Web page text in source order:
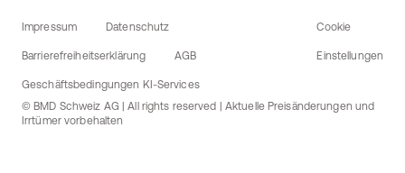
Impressum Datenschutz
Barrierefreiheitserklärung AGB
Geschäftsbedingungen KI-Services
Cookie
Einstellungen
© BMD Schweiz AG | All rights reserved | Aktuelle Preisänderungen und
Irrtümer vorbehalten